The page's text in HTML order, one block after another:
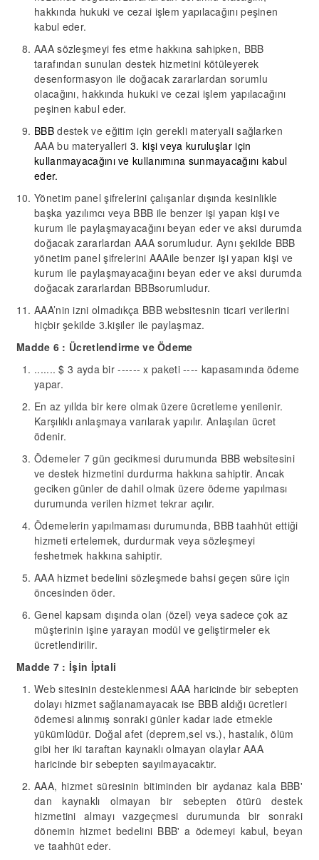
hakkında hukuki ve cezai işlem yapılacağını peşinen
kabul eder.
AAAsözleşmeyi fes etme hakkına sahipken, BBB
tarafından sunulan destek hizmetini kötüleyerek
desenformasyon ile doğacak zararlardan sorumlu
olacağını, hakkında hukuki ve cezai işlem yapılacağını
peşinen kabul eder.
BBBdestek ve eğitim için gerekli materyali sağlarken
AAA bu materyalleri3. kişi veya kuruluşlar için
kullanmayacağını ve kullanımına sunmayacağını kabul
eder.
Yönetim panel şifrelerini çalışanlar dışında kesinlikle
başka yazılımcı veya BBB ile benzer işi yapan kişi ve
kurum ile paylaşmayacağını beyan eder ve aksi durumda
doğacak zararlardanAAAsorumludur. Aynı şekilde BBB
yönetim panel şifrelerini AAAile benzer işi yapan kişi ve
kurum ile paylaşmayacağını beyan ederve aksi durumda
doğacak zararlardan BBBsorumludur.
AAA’nin izni olmadıkça BBBwebsitesnin ticari verilerini
hiçbir şekilde 3.kişiler ile paylaşmaz.
Madde 6 : Ücretlendirme ve Ödeme
....... $ 3 ayda bir ------ x paketi ---- kapasamında ödeme
yapar.
En az yıllda bir kere olmak üzere ücretleme yenilenir.
Karşılıklı anlaşmaya varılarak yapılır. Anlaşılan ücret
ödenir.
Ödemeler 7 gün gecikmesi durumunda BBB websitesini
ve destek hizmetini durdurma hakkına sahiptir. Ancak
geciken günler de dahil olmak üzere ödeme yapılması
durumunda verilen hizmet tekrar açılır.
Ödemelerin yapılmaması durumunda, BBB taahhüt ettiği
hizmeti ertelemek, durdurmak veya sözleşmeyi
feshetmek hakkına sahiptir.
AAA hizmet bedelini sözleşmede bahsi geçen süre için
öncesinden öder.
Genel kapsam dışında olan (özel) veya sadece çok az
müşterinin işine yarayan modül ve geliştirmeler ek
ücretlendirilir.
Madde 7 : İşin İptali
Web sitesinin desteklenmesi AAA haricinde bir sebepten
dolayı hizmet sağlanamayacak ise BBB aldığı ücretleri
ödemesi alınmış sonraki günler kadar iade etmekle
yükümlüdür. Doğal afet (deprem,sel vs.), hastalık, ölüm
gibi her iki taraftan kaynaklı olmayan olaylar AAA
haricinde bir sebepten sayılmayacaktır.
AAA, hizmet süresinin bitiminden bir aydanaz kalaBBB'
dan kaynaklı olmayan bir sebepten ötürüdestek
hizmetini almayıvazgeçmesi durumunda bir sonraki
dönemin hizmet bedelini BBB' a ödemeyi kabul, beyan
ve taahhüt eder.